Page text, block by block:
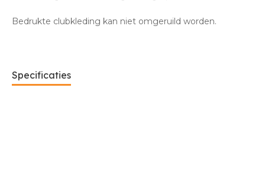
Bedrukte clubkleding kan niet omgeruild worden.
Specificaties